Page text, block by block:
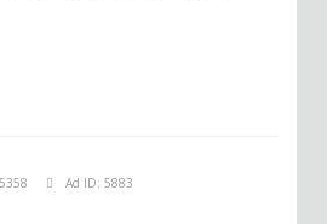
Ad ID: 5883